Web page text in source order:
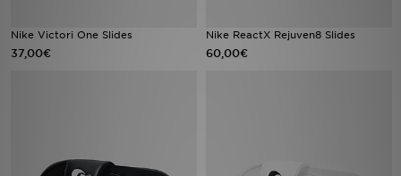
Nike Victori One Slides
37,00€
Nike ReactX Rejuven8 Slides
60,00€